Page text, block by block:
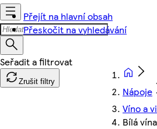
Přejít na hlavní obsah
Přeskočit na vyhledávání
Zrušit filtry
Nápoje
Víno a
Bílá